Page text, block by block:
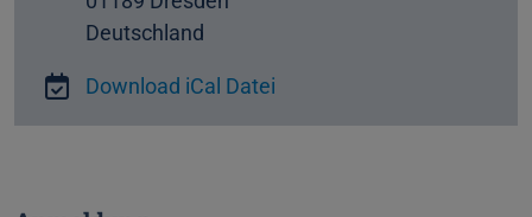
Deutschland
Download iCal Datei